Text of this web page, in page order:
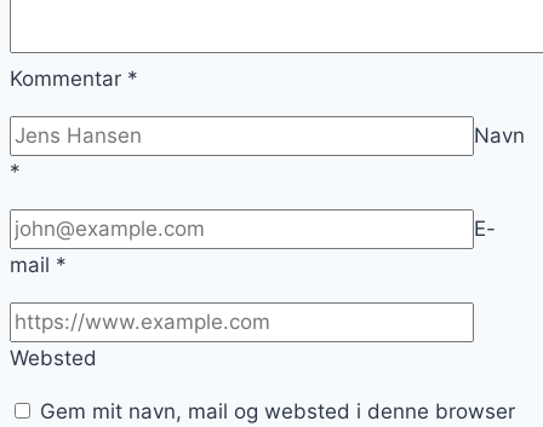
Kommentar *
Navn
*
E-
mail *
Websted
Gem mit navn, mail og websted i denne browser